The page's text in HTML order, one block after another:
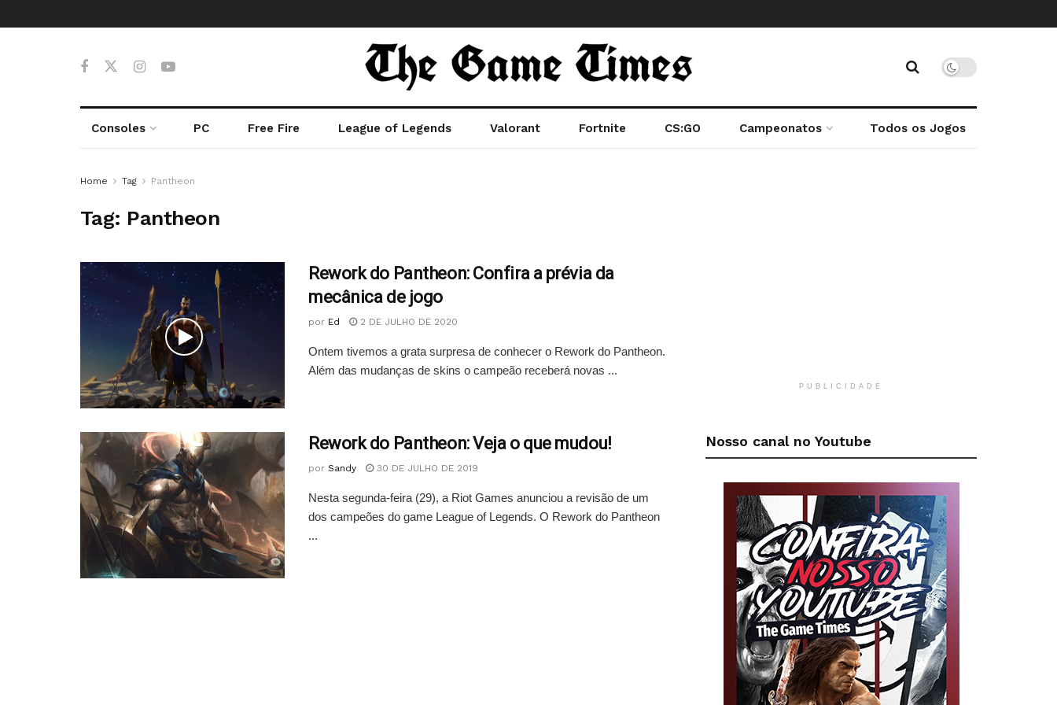
Consoles PC Free Fire League of Legends Valorant Fortnite CS:GO Campeonatos Todos os Jogos
Home Tag Pantheon
Tag: Pantheon
Rework do Pantheon: Confira a prévia da
mecânica de jogo
por Ed 2 DE JULHO DE 2020
Ontem tivemos a grata surpresa de conhecer o Rework do Pantheon.
Além das mudanças de skins o campeão receberá novas ...
Rework do Pantheon: Veja o que mudou!
por Sandy 30 DE JULHO DE 2019
Nesta segunda-feira (29), a Riot Games anunciou a revisão de um
dos campeões do game League of Legends. O Rework do Pantheon
...
PUBLICIDADE
Nosso canal no Youtube